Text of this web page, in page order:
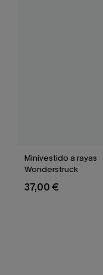
Minivestido a rayas
Wonderstruck
37,00 €